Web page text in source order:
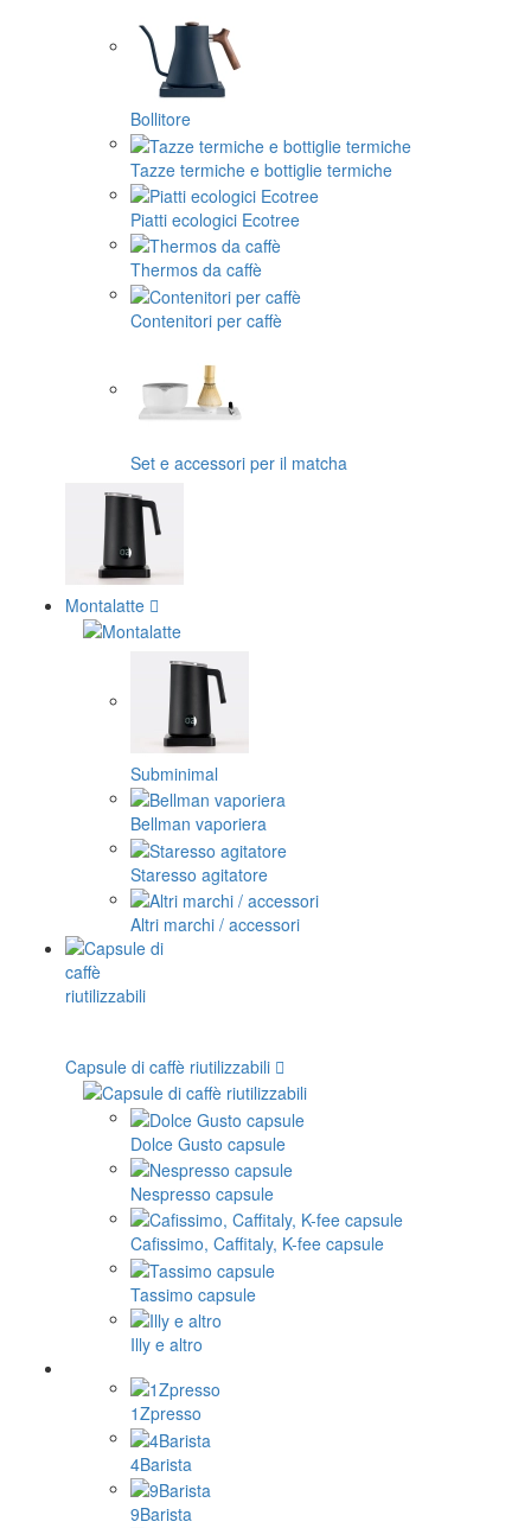
Bollitore
Tazze termiche e bottiglie termiche
Piatti ecologici Ecotree
Thermos da caffè
Contenitori per caffè
Set e accessori per il matcha
Montalatte
Subminimal
Bellman vaporiera
Staresso agitatore
Altri marchi / accessori
Capsule di caffè riutilizzabili
Dolce Gusto capsule
Nespresso capsule
Cafissimo, Caffitaly, K-fee capsule
Tassimo capsule
Illy e altro
1Zpresso
4Barista
9Barista